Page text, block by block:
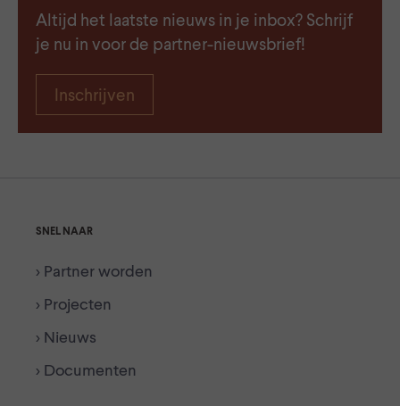
Altijd het laatste nieuws in je inbox? Schrijf
je nu in voor de partner-nieuwsbrief!
Inschrijven
SNEL NAAR
> Partner worden
> Projecten
> Nieuws
> Documenten